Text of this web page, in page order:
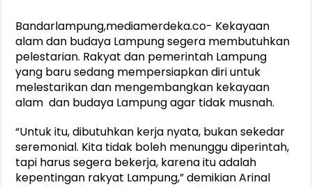
Purnama Wulan Sari Mirza Buka SiSeSa Roadshow Lampung
Bandarlampung,mediamerdeka.co- Kekayaan
alam dan budaya Lampung segera membutuhkan
pelestarian. Rakyat dan pemerintah Lampung
yang baru sedang mempersiapkan diri untuk
melestarikan dan mengembangkan kekayaan
alam dan budaya Lampung agar tidak musnah.
“Untuk itu, dibutuhkan kerja nyata, bukan sekedar
seremonial. Kita tidak boleh menunggu diperintah,
tapi harus segera bekerja, karena itu adalah
kepentingan rakyat Lampung,” demikian Arinal